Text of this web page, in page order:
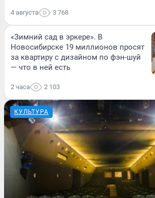
4 августа 3 768
«Зимний сад в эркере». В
Новосибирске 19 миллионов просят
за квартиру с дизайном по фэн-шуй
— что в ней есть
2 часа 2 103
КУЛЬТУРА